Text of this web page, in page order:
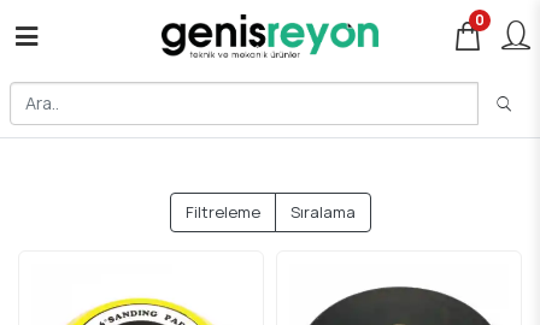
0
Filtreleme Sıralama